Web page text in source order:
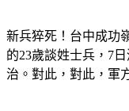
的23歲談姓士兵，7
治。對此，對此，軍